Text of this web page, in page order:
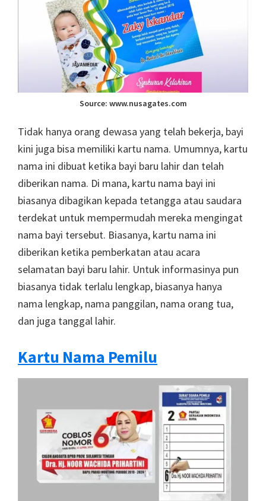
Source: www.nusagates.com
Tidak hanya orang dewasa yang telah bekerja, bayi
kini juga bisa memiliki kartu nama. Umumnya, kartu
nama ini dibuat ketika bayi baru lahir dan telah
diberikan nama. Di mana, kartu nama bayi ini
biasanya dibagikan kepada tetangga atau saudara
terdekat untuk mempermudah mereka mengingat
nama bayi tersebut. Biasanya, kartu nama ini
diberikan ketika pemberkatan atau acara
selamatan bayi baru lahir. Untuk informasinya pun
biasanya tidak terlalu lengkap, biasanya hanya
nama lengkap, nama panggilan, nama orang tua,
dan juga tanggal lahir.
Kartu Nama Pemilu